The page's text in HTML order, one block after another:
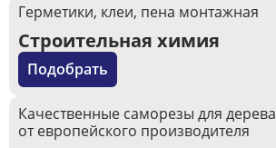
Герметики, клеи, пена монтажная
Строительная химия
Подобрать
Качественные саморезы для дерева
от европейского производителя